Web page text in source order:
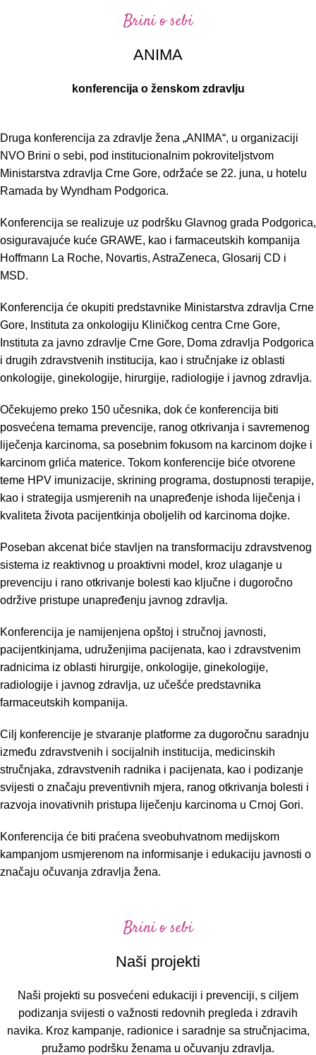
Brini o sebi
ANIMA
konferencija o ženskom zdravlju
Druga konferencija za zdravlje žena „ANIMA“, u organizaciji
NVO Brini o sebi, pod institucionalnim pokroviteljstvom
Ministarstva zdravlja Crne Gore, održaće se 22. juna, u hotelu
Ramada by Wyndham Podgorica.
Konferencija se realizuje uz podršku Glavnog grada Podgorica,
osiguravajuće kuće GRAWE, kao i farmaceutskih kompanija
Hoffmann La Roche, Novartis, AstraZeneca, Glosarij CD i
MSD.
Konferencija će okupiti predstavnike Ministarstva zdravlja Crne
Gore, Instituta za onkologiju Kliničkog centra Crne Gore,
Instituta za javno zdravlje Crne Gore, Doma zdravlja Podgorica
i drugih zdravstvenih institucija, kao i stručnjake iz oblasti
onkologije, ginekologije, hirurgije, radiologije i javnog zdravlja.
Očekujemo preko 150 učesnika, dok će konferencija biti
posvećena temama prevencije, ranog otkrivanja i savremenog
liječenja karcinoma, sa posebnim fokusom na karcinom dojke i
karcinom grlića materice. Tokom konferencije biće otvorene
teme HPV imunizacije, skrining programa, dostupnosti terapije,
kao i strategija usmjerenih na unapređenje ishoda liječenja i
kvaliteta života pacijentkinja oboljelih od karcinoma dojke.
Poseban akcenat biće stavljen na transformaciju zdravstvenog
sistema iz reaktivnog u proaktivni model, kroz ulaganje u
prevenciju i rano otkrivanje bolesti kao ključne i dugoročno
održive pristupe unapređenju javnog zdravlja.
Konferencija je namijenjena opštoj i stručnoj javnosti,
pacijentkinjama, udruženjima pacijenata, kao i zdravstvenim
radnicima iz oblasti hirurgije, onkologije, ginekologije,
radiologije i javnog zdravlja, uz učešće predstavnika
farmaceutskih kompanija.
Cilj konferencije je stvaranje platforme za dugoročnu saradnju
između zdravstvenih i socijalnih institucija, medicinskih
stručnjaka, zdravstvenih radnika i pacijenata, kao i podizanje
svijesti o značaju preventivnih mjera, ranog otkrivanja bolesti i
razvoja inovativnih pristupa liječenju karcinoma u Crnoj Gori.
Konferencija će biti praćena sveobuhvatnom medijskom
kampanjom usmjerenom na informisanje i edukaciju javnosti o
značaju očuvanja zdravlja žena.
Brini o sebi
Naši projekti
Naši projekti su posvećeni edukaciji i prevenciji, s ciljem
podizanja svijesti o važnosti redovnih pregleda i zdravih
navika. Kroz kampanje, radionice i saradnje sa stručnjacima,
pružamo podršku ženama u očuvanju zdravlja.